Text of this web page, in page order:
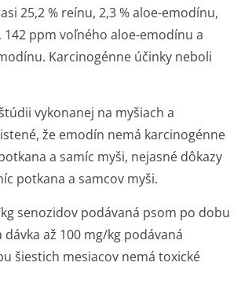
25,2 % reínu, 2,3 % aloe-emodínu,
142 ppm voľného aloe-emodínu a
Karcinogénne účinky neboli
vykonanej na myšiach a
že emodín nemá karcinogénne
a samíc myši, nejasné dôkazy
potkana a samcov myši.
senozidov podávaná psom po dobu
až 100 mg/kg podávaná
šiestich mesiacov nemá toxické